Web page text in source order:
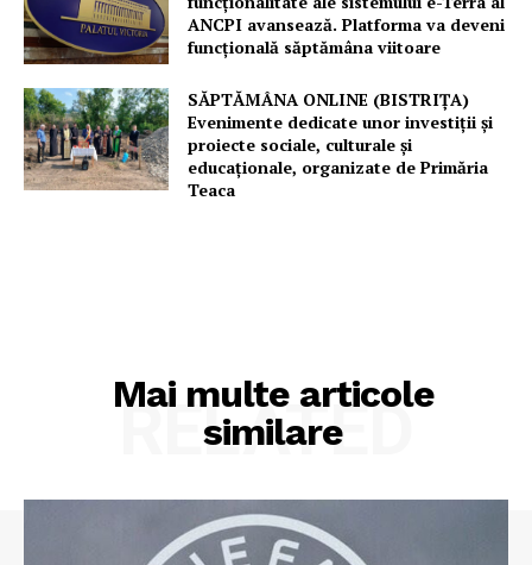
Rețea
Contact
ANCPI avansează. Platforma va deveni
funcțională săptămâna viitoare
SĂPTĂMÂNA ONLINE (BISTRIȚA)
Evenimente dedicate unor investiții și
proiecte sociale, culturale și
educaționale, organizate de Primăria
Teaca
Mai multe articole
similare
RELATED